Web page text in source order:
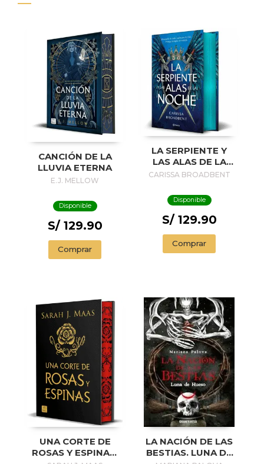
CANCIÓN DE LA
LLUVIA ETERNA
E.J. MELLOW
Disponible
S/ 129.90
Comprar
LA SERPIENTE Y
LAS ALAS DE LA
NOCHE (EDICIÓN
CARISSA BROADBENT
Disponible
S/ 129.90
Comprar
UNA CORTE DE
ROSAS Y ESPINAS.
LA NACIÓN DE LAS
BESTIAS. LUNA DE